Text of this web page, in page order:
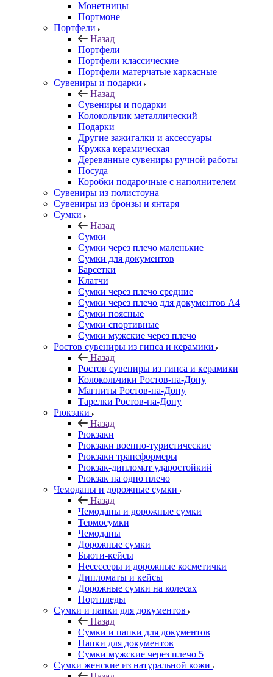
Монетницы
Портмоне
Портфели
Назад
Портфели
Портфели классические
Портфели матерчатые каркасные
Сувениры и подарки
Назад
Сувениры и подарки
Колокольчик металлический
Подарки
Другие зажигалки и аксессуары
Кружка керамическая
Деревянные сувениры ручной работы
Посуда
Коробки подарочные с наполнителем
Сувениры из полистоуна
Сувениры из бронзы и янтаря
Сумки
Назад
Сумки
Сумки через плечо маленькие
Сумки для документов
Барсетки
Клатчи
Сумки через плечо средние
Сумки через плечо для документов А4
Сумки поясные
Сумки спортивные
Сумки мужские через плечо
Ростов сувениры из гипса и керамики
Назад
Ростов сувениры из гипса и керамики
Колокольчики Ростов-на-Дону
Магниты Ростов-на-Дону
Тарелки Ростов-на-Дону
Рюкзаки
Назад
Рюкзаки
Рюкзаки военно-туристические
Рюкзаки трансформеры
Рюкзак-дипломат ударостойкий
Рюкзак на одно плечо
Чемоданы и дорожные сумки
Назад
Чемоданы и дорожные сумки
Термосумки
Чемоданы
Дорожные сумки
Бьюти-кейсы
Несессеры и дорожные косметички
Дипломаты и кейсы
Дорожные сумки на колесах
Портпледы
Сумки и папки для документов
Назад
Сумки и папки для документов
Папки для документов
Сумки мужские через плечо 5
Сумки женские из натуральной кожи